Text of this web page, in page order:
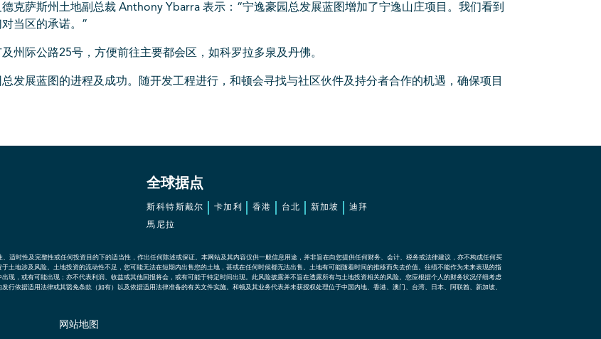
克萨斯州土地副总裁 Anthony Ybarra 表示：“宁逸豪园总发展蓝图增加了宁逸山庄项目。我们看到
当区的承诺。”
州际公路25号，方便前往主要都会区，如科罗拉多泉及丹佛。
发展蓝图的进程及成功。随开发工程进行，和顿会寻找与社区伙件及持分者合作的机遇，确保项目
全球据点
斯科特斯戴尔 卡加利 香港 台北 新加坡 迪拜
馬尼拉
适时性及完整性或任何投资目的下的适当性，作出任何陈述或保证。本网站及其内容仅供一般信息用途，并非旨在向您提供任何财务、会计、税务或法律建议，亦不构成任何买
土地涉及风险。土地投资的流动性不足，您可能无法在短期内出售您的土地，甚或在任何时候都无法出售。土地有可能随着时间的推移而失去价值。往绩不能作为未来表现的指
现，或有可能出现；亦不代表利润、收益或其他回报将会，或有可能于特定时间出现。此风险披露并不旨在透露所有与土地投资相关的风险。您应根据个人的财务状况仔细考虑
行依据适用法律或其豁免条款（如有）以及依据适用法律准备的有关文件实施。和顿及其业务代表并未获授权处理位于中国内地、香港、澳门、台湾、日本、阿联酋、新加坡、
网站地图